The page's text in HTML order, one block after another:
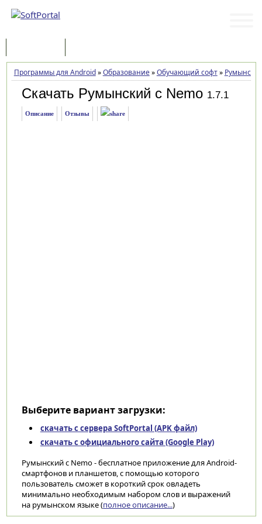
Программы для Android»Образование»Обучающий софт»
Скачать Румынский с Nemo 1.7.1
Описание Отзывы
Выберите вариант загрузки:
скачать с сервера SoftPortal (APK файл)
скачать с официального сайта (Google Play)
Румынский с Nemo - бесплатное приложение для Android-
смартфонов и планшетов, с помощью которого
пользователь сможет в короткий срок овладеть
минимально необходимым набором слов и выражений
на румынском языке (полное описание...)